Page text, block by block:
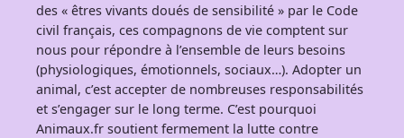
des « êtres vivants doués de sensibilité » par le Code
civil français, ces compagnons de vie comptent sur
nous pour répondre à l’ensemble de leurs besoins
(physiologiques, émotionnels, sociaux…). Adopter un
animal, c’est accepter de nombreuses responsabilités
et s’engager sur le long terme. C’est pourquoi
Animaux.fr soutient fermement la lutte contre